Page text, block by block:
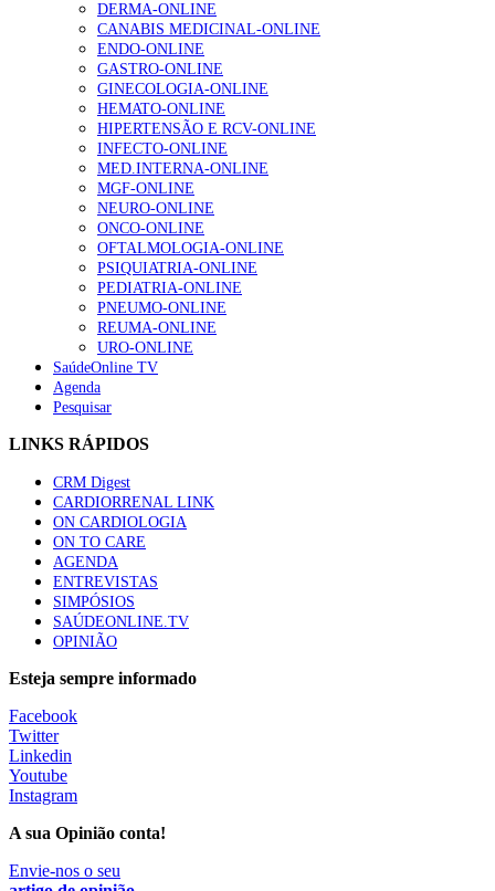
DERMA-ONLINE
CANABIS MEDICINAL-ONLINE
ENDO-ONLINE
GASTRO-ONLINE
GINECOLOGIA-ONLINE
HEMATO-ONLINE
HIPERTENSÃO E RCV-ONLINE
INFECTO-ONLINE
MED.INTERNA-ONLINE
MGF-ONLINE
NEURO-ONLINE
ONCO-ONLINE
OFTALMOLOGIA-ONLINE
PSIQUIATRIA-ONLINE
PEDIATRIA-ONLINE
PNEUMO-ONLINE
REUMA-ONLINE
URO-ONLINE
SaúdeOnline TV
Agenda
Pesquisar
LINKS RÁPIDOS
CRM Digest
CARDIORRENAL LINK
ON CARDIOLOGIA
ON TO CARE
AGENDA
ENTREVISTAS
SIMPÓSIOS
SAÚDEONLINE.TV
OPINIÃO
Esteja sempre informado
Facebook
Twitter
Linkedin
Youtube
Instagram
A sua Opinião conta!
Envie-nos o seu